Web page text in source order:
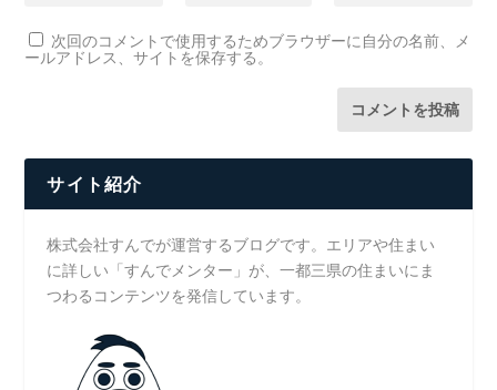
次回のコメントで使用するためブラウザーに自分の名前、メ
ールアドレス、サイトを保存する。
サイト紹介
株式会社すんでが運営するブログです。エリアや住まい
に詳しい「すんでメンター」が、一都三県の住まいにま
つわるコンテンツを発信しています。